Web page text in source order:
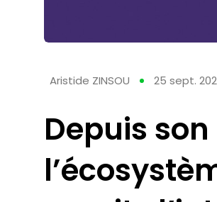
Aristide ZINSOU 25 sept.
Depuis